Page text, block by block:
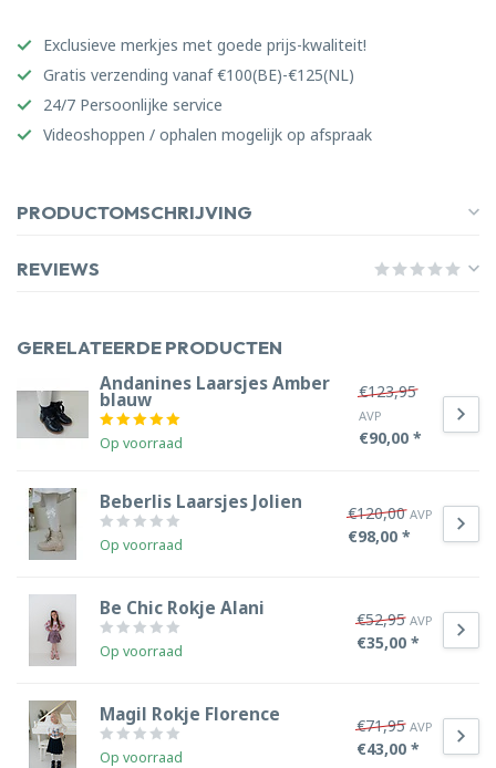
Exclusieve merkjes met goede prijs-kwaliteit!
Gratis verzending vanaf €100(BE)-€125(NL)
24/7 Persoonlijke service
Videoshoppen / ophalen mogelijk op afspraak
PRODUCTOMSCHRIJVING
REVIEWS
GERELATEERDE PRODUCTEN
Andanines Laarsjes Amber
blauw
Op voorraad
€123,95
AVP
€90,00 *
Beberlis Laarsjes Jolien
Op voorraad
€120,00 AVP
€98,00 *
Be Chic Rokje Alani
Op voorraad
€52,95 AVP
€35,00 *
Magil Rokje Florence
Op voorraad
€71,95 AVP
€43,00 *